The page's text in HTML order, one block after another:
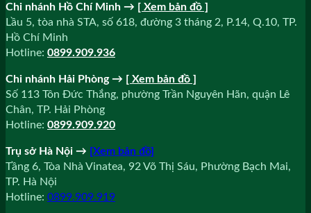
Chi nhánh Hồ Chí Minh → [ Xem bản đồ ]
Lầu 5, tòa nhà STA, số 618, đường 3 tháng 2, P.14, Q.10, TP.
Hồ Chí Minh
Hotline: 0899.909.936
Chi nhánh Hải Phòng → [ Xem bản đồ ]
Số 113 Tôn Đức Thắng, phường Trần Nguyên Hãn, quận Lê
Chân, TP. Hải Phòng
Hotline: 0899.909.920
Trụ sở Hà Nội → [Xem bản đồ]
Tầng 6, Tòa Nhà Vinatea, 92 Võ Thị Sáu, Phường Bạch Mai,
TP. Hà Nội
Hotline: 0899.909.919